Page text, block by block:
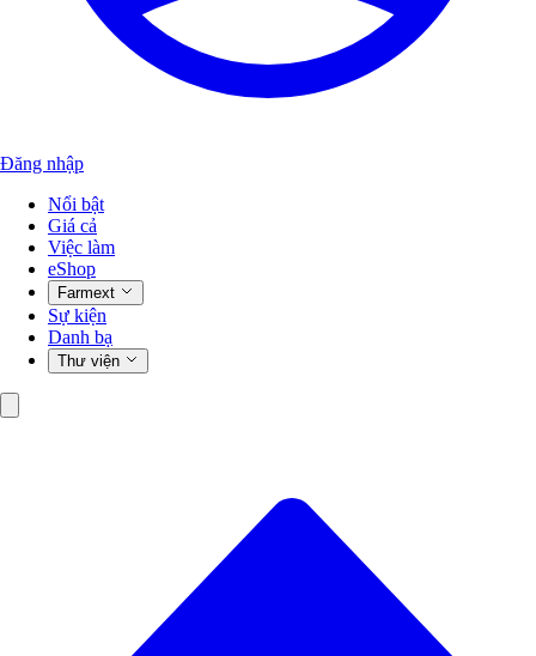
Đăng nhập
Nổi bật
Giá cả
Việc làm
eShop
Farmext
Sự kiện
Danh bạ
Thư viện